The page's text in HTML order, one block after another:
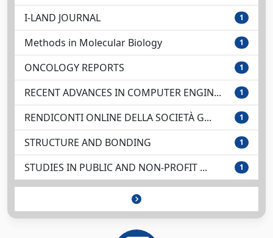
I-LAND JOURNAL 1
Methods in Molecular Biology 1
ONCOLOGY REPORTS 1
RECENT ADVANCES IN COMPUTER ENGIN... 1
RENDICONTI ONLINE DELLA SOCIETÀ G... 1
STRUCTURE AND BONDING 1
STUDIES IN PUBLIC AND NON-PROFIT ... 1